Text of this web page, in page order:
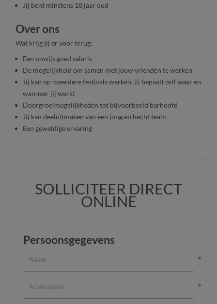
Jij bent minstens 18 jaar oud
Over ons
Wat krijg jij er voor terug:
Een onwijs goed salaris
De mogelijkheid om samen met jouw vrienden te werken
Jij kan op meerdere festivals werken, jij bepaalt zelf waar en
wanneer jij werkt
Doorgroeimogelijkheden tot bijvoorbeeld barhoofd
Jij kan deeluitmaken van een jong en hecht team
Een geweldige ervaring
SOLLICITEER DIRECT
ONLINE
Persoonsgegevens